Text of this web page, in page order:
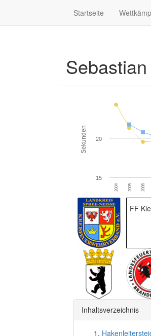
Startseite
Sekunden
2004 2005 2006
15
20
FF
Inhaltsverzeichnis